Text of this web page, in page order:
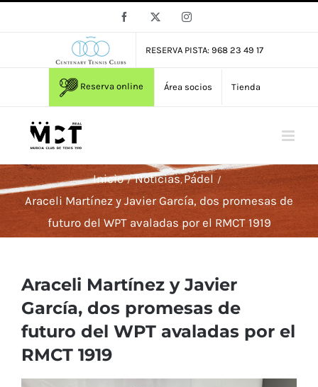
Facebook Instagram
RESERVA PISTA: 968 23 49 17
Reserva online Área socios Tienda
Inicio Noticias Pádel
Araceli Martínez y Javier García, dos promesas de
futuro del WPT avaladas por el RMCT 1919
Araceli Martínez y Javier
García, dos promesas de
futuro del WPT avaladas por el
RMCT 1919